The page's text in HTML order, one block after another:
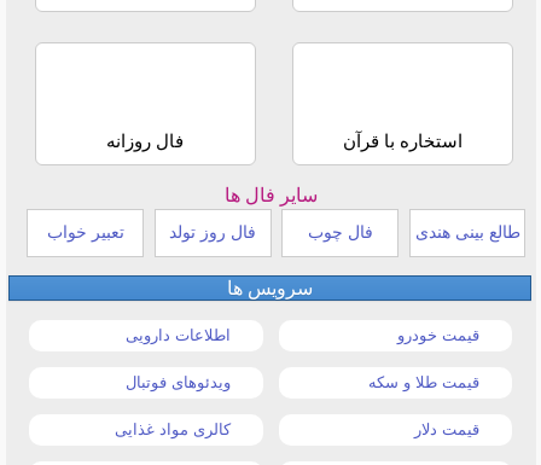
استخاره با قرآن فال روزانه
سایر فال ها
طالع بینی هندی فال چوب فال روز تولد تعبیر خواب
سرویس ها
قیمت خودرو اطلاعات دارویی
قیمت طلا و سکه ویدئوهای فوتبال
قیمت دلار کالری مواد غذایی